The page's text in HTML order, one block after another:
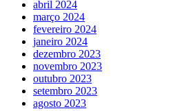
abril 2024
março 2024
fevereiro 2024
janeiro 2024
dezembro 2023
novembro 2023
outubro 2023
setembro 2023
agosto 2023